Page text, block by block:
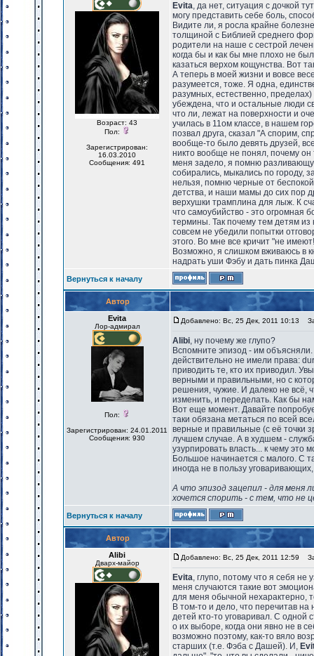
Возраст: 43
Пол:
Зарегистрирован:
16.03.2010
Сообщения: 491
Evita, да нет, ситуация с дочкой
могу представить себе боль,
Видите ли, я росла крайне
толщиной с Библией среднего
родители на наше с сестрой
когда бы и как бы мне плохо не
казаться верхом кощунства. Вот
А теперь в моей жизни и вовсе
разумеется, тоже. Я одна,
разумных, естественно,
убеждена, что и остальные люди
что ли, лежат на поверхности и
училась в 11ом классе, в нашем
позвал друга, сказал "А спорим,
вообще-то было девять друзей,
никто вообще не понял, почему он
меня задело, я помню
собирались, мыкались по городу,
нельзя, помню черные от
детства, и наши мамы до сих пор
верхушки трамплина для лыж. К
что самоубийство - это огромная
термины. Так почему тем детям
совсем не убедили попытки
этого. Во мне все кричит "не
Возможно, я слишком вживаюсь в
надрать уши Фэбу и дать пинка
Вернуться к началу
Автор
Evita
Лор-адмирал
Пол:
Зарегистрирован: 24.01.2011
Сообщения: 930
Добавлено: Вс, 25 Дек, 2011 10:13
Alibi, ну почему же глупо?
Вспомните эпизод - им
действительно не имели права:
приводить те, кто их приводил.
верными и правильными, но с
решения, чужие. И далеко не всё,
изменить, и переделать. Как бы
Вот еще момент. Давайте
таки обязана метаться по всей
верные и правильные (с её точки
лучшем случае. А в худшем -
узурпировать власть... к чему это
Большое начинается с малого. С
иногда не в пользу
А что эпизод зацепил - для меня
хочется спорить - с тем, что не
Вернуться к началу
Автор
Alibi
Дварх-майор
Добавлено: Вс, 25 Дек, 2011 12:59
Evita, глупо, потому что я себя
меня случаются такие вот
для меня обычной нехарактерно,
В том-то и дело, что перечитав
детей кто-то уговаривал. С одной
о их выборе, когда они явно не в
возможно поэтому, как-то вяло
старших (т.е. Фэба с Дашей). И,